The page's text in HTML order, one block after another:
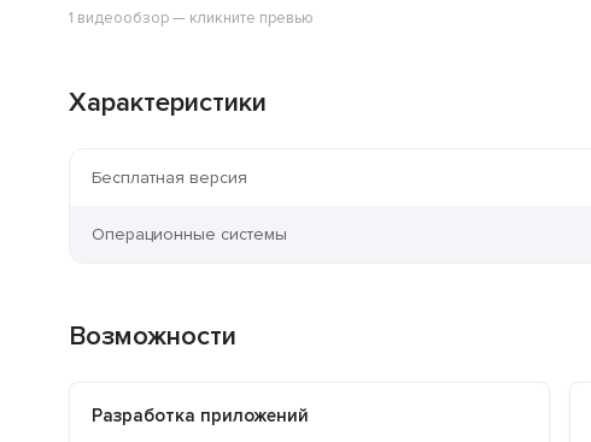
1 видеообзор — кликните превью
Характеристики
Бесплатная версия
Операционные системы
Возможности
Разработка приложений